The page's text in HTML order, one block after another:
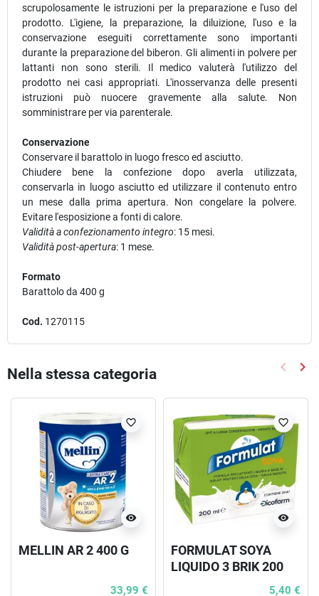
scrupolosamente le istruzioni per la preparazione e l'uso del
prodotto. L'igiene, la preparazione, la diluizione, l'uso e la
conservazione eseguiti correttamente sono importanti
durante la preparazione del biberon. Gli alimenti in polvere per
lattanti non sono sterili. Il medico valuterà l'utilizzo del
prodotto nei casi appropriati. L'inosservanza delle presenti
istruzioni può nuocere gravemente alla salute. Non
somministrare per via parenterale.
Conservazione
Conservare il barattolo in luogo fresco ed asciutto.
Chiudere bene la confezione dopo averla utilizzata,
conservarla in luogo asciutto ed utilizzare il contenuto entro
un mese dalla prima apertura. Non congelare la polvere.
Evitare l'esposizione a fonti di calore.
Validità a confezionamento integro: 15 mesi.
Validità post-apertura: 1 mese.
Formato
Barattolo da 400 g
Cod. 1270115
Nella stessa categoria keyboard_arrow_left keyboard_arrow_right
visibility
favorite_border
MELLIN AR 2 400 G
33,99 €
visibility
favorite_border
FORMULAT SOYA
LIQUIDO 3 BRIK 200
5,40 €